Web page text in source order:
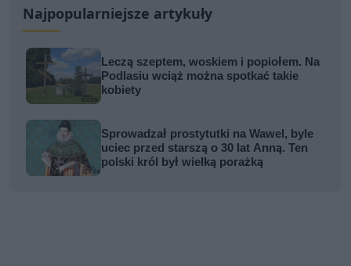
Najpopularniejsze artykuły
Leczą szeptem, woskiem i popiołem. Na
Podlasiu wciąż można spotkać takie
kobiety
Sprowadzał prostytutki na Wawel, byle
uciec przed starszą o 30 lat Anną. Ten
polski król był wielką porażką